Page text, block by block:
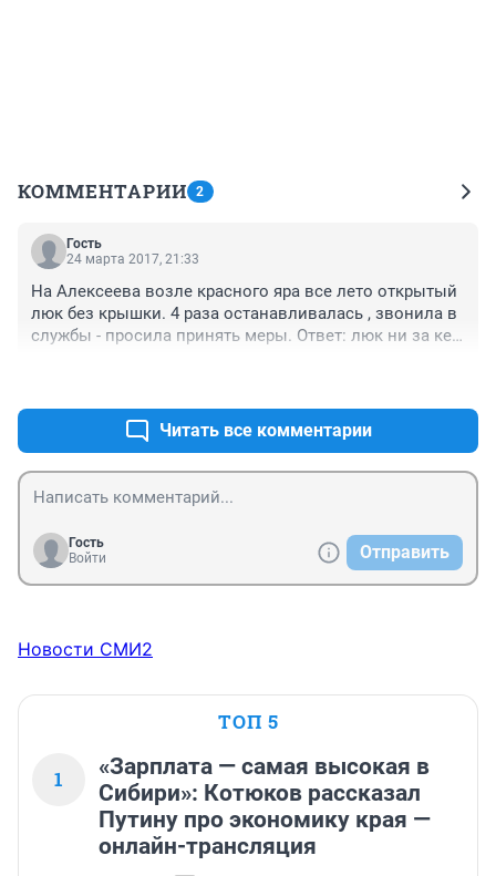
КОММЕНТАРИИ 2
Гость
24 марта 2017, 21:33
На Алексеева возле красного яра все лето открытый
люк без крышки. 4 раза останавливалась , звонила в
службы - просила принять меры. Ответ: люк ни за кем
Читать все комментарии
Гость
Войти
Отправить
Новости СМИ2
ТОП 5
1
«Зарплата — самая высокая в
Сибири»: Котюков рассказал
Путину про экономику края —
онлайн-трансляция